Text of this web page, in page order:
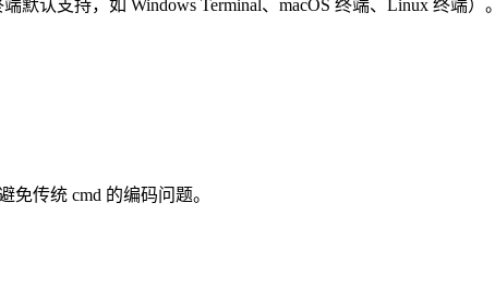
认支持，如 Windows Terminal、macOS 终端、Linux 终端）。
免传统 cmd 的编码问题。